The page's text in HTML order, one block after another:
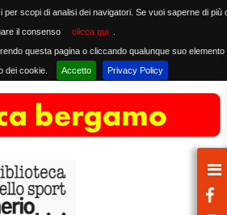
scopi di analisi dei navigatori. Se vuoi saperne di più
il consenso
clicca qui
questa pagina o cliccando qualunque suo elemento
dei cookie.
Accetto Privacy Policy